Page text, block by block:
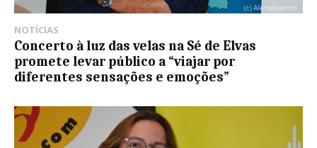
NOTÍCIAS
Concerto à luz das velas na Sé de Elvas
promete levar público a “viajar por
diferentes sensações e emoções”